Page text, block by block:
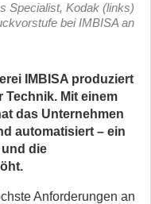
Specialist, Kodak (links)
bei IMBISA an
IMBISA produziert
Technik. Mit einem
das Unternehmen
automatisiert – ein
die
Anforderungen an